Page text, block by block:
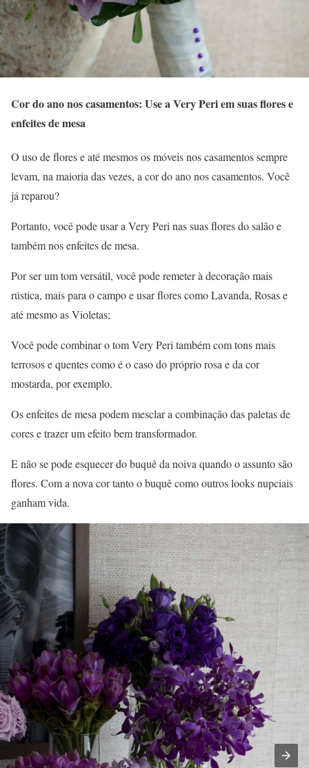
Cor do ano nos casamentos: Use a Very Peri em suas flores e
enfeites de mesa
O uso de flores e até mesmos os móveis nos casamentos sempre
levam, na maioria das vezes, a cor do ano nos casamentos. Você
já reparou?
Portanto, você pode usar a Very Peri nas suas flores do salão e
também nos enfeites de mesa.
Por ser um tom versátil, você pode remeter à decoração mais
rústica, mais para o campo e usar flores como Lavanda, Rosas e
até mesmo as Violetas;
Você pode combinar o tom Very Peri também com tons mais
terrosos e quentes como é o caso do próprio rosa e da cor
mostarda, por exemplo.
Os enfeites de mesa podem mesclar a combinação das paletas de
cores e trazer um efeito bem transformador.
E não se pode esquecer do buquê da noiva quando o assunto são
flores. Com a nova cor tanto o buquê como outros looks nupciais
ganham vida.